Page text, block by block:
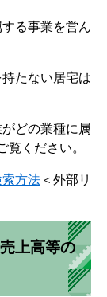
る事業を営ん
たない居宅は
どの業種に属
覧ください。
方法 ＜外部リ
上高等の